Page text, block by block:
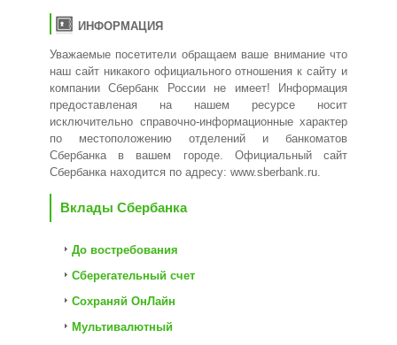
ИНФОРМАЦИЯ
Уважаемые посетители обращаем ваше внимание что
наш сайт никакого официального отношения к сайту и
компании Сбербанк России не имеет! Информация
предоставленая на нашем ресурсе носит
исключительно справочно-информационные характер
по местоположению отделений и банкоматов
Сбербанка в вашем городе. Официальный сайт
Сбербанка находится по адресу: www.sberbank.ru.
Вклады Сбербанка
До востребования
Сберегательный счет
Сохраняй ОнЛайн
Мультивалютный